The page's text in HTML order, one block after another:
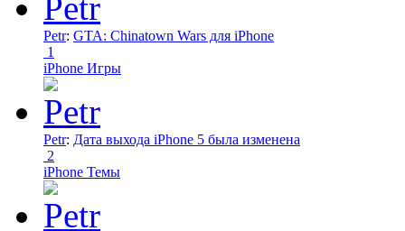
Petr: GTA: Chinatown Wars для iPhone
1
iPhone Игры
Petr: Дата выхода iPhone 5 была изменена
2
iPhone Темы